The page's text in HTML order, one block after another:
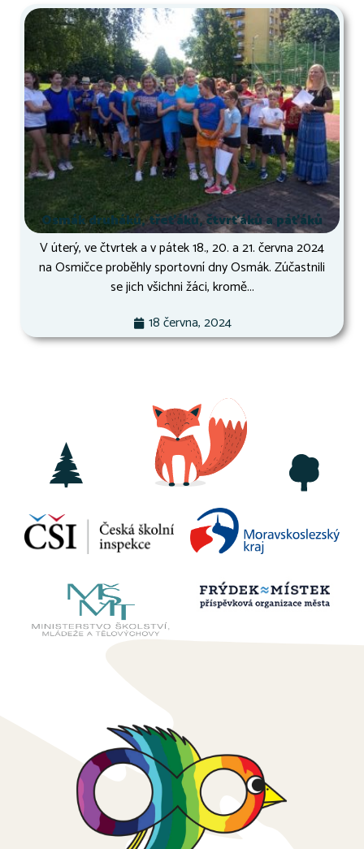
Osmák druháků, třeťáků, čtvrťáků a páťáků
V úterý, ve čtvrtek a v pátek 18., 20. a 21. června 2024
na Osmičce proběhly sportovní dny Osmák. Zúčastnili
se jich všichni žáci, kromě...
18 června, 2024